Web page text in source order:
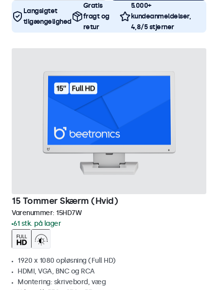
Langsigtet
tilgængelighed
Gratis
fragt og
retur
5.000+
kundeanmeldelser,
4,8/5 stjerner
15 Tommer Skærm (Hvid)
Varenummer: 15HD7W
61 stk. på lager
1920 x 1080 opløsning (Full HD)
HDMI, VGA, BNC og RCA
Montering: skrivebord, væg